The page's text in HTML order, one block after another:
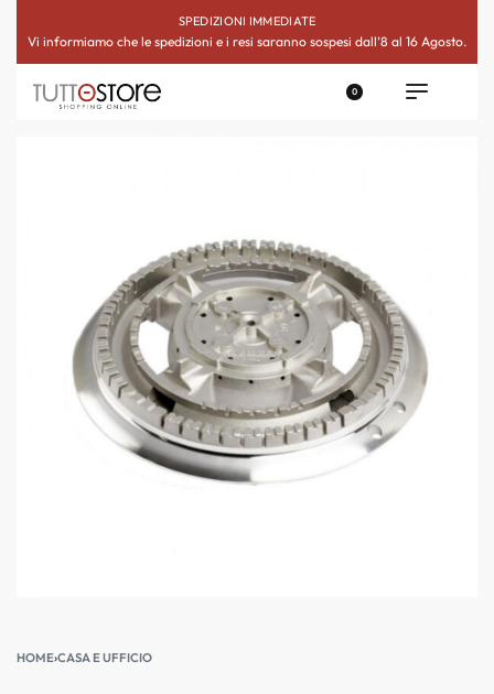
SPEDIZIONI IMMEDIATE
Vi informiamo che le spedizioni e i resi saranno sospesi dall’8 al 16 Agosto.
0
HOME›CASA E UFFICIO